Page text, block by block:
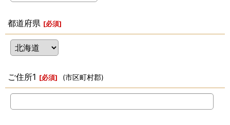
都道府県 [必須]
ご住所1 [必須] (市区町村郡)